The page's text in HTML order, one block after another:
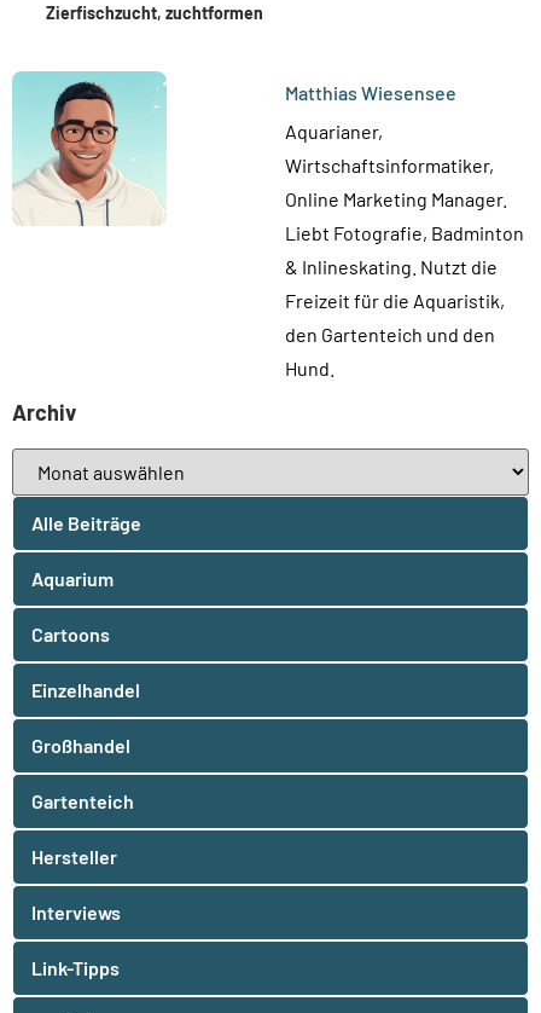
Zierfischzucht, zuchtformen
Matthias Wiesensee
Aquarianer,
Wirtschaftsinformatiker,
Online Marketing Manager.
Liebt Fotografie, Badminton
& Inlineskating. Nutzt die
Freizeit für die Aquaristik,
den Gartenteich und den
Hund.
Archiv
Alle Beiträge
Aquarium
Cartoons
Einzelhandel
Großhandel
Gartenteich
Hersteller
Interviews
Link-Tipps